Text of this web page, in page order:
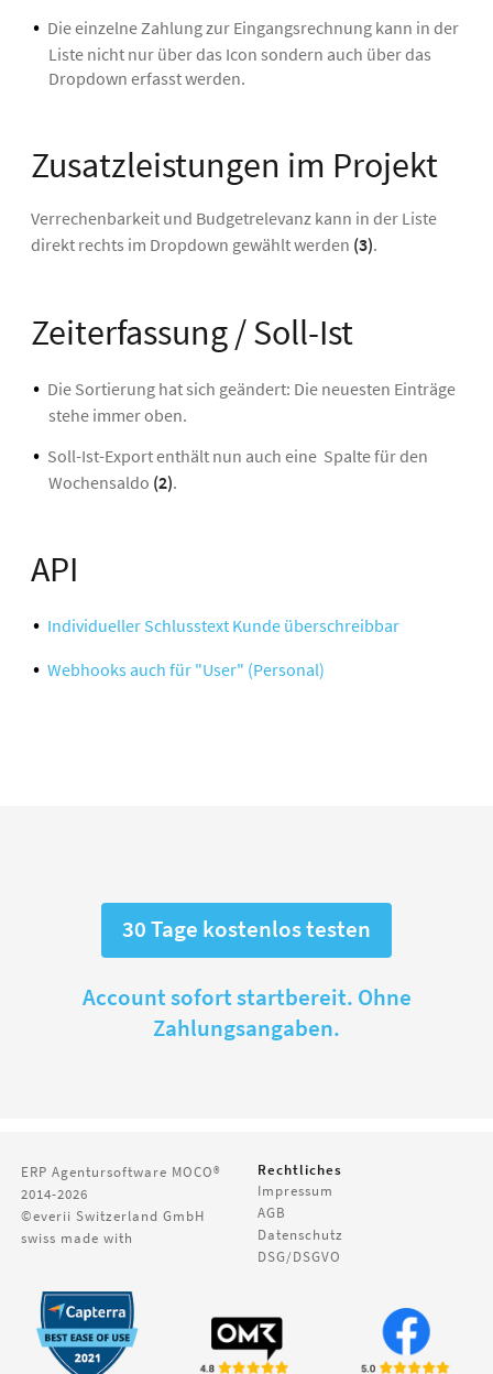
Die einzelne Zahlung zur Eingangsrechnung kann in der
Liste nicht nur über das Icon sondern auch über das
Dropdown erfasst werden.
Zusatzleistungen im Projekt
Verrechenbarkeit und Budgetrelevanz kann in der Liste
direkt rechts im Dropdown gewählt werden (3).
Zeiterfassung / Soll-Ist
Die Sortierung hat sich geändert: Die neuesten Einträge
stehe immer oben.
Soll-Ist-Export enthält nun auch eine Spalte für den
Wochensaldo (2).
API
Individueller Schlusstext Kunde überschreibbar
Webhooks auch für "User" (Personal)
30 Tage kostenlos testen
Account sofort startbereit. Ohne
Zahlungsangaben.
ERP Agentursoftware MOCO®
2014-2026
©everii Switzerland GmbH
swiss made with
Rechtliches
Impressum
AGB
Datenschutz
DSG/DSGVO